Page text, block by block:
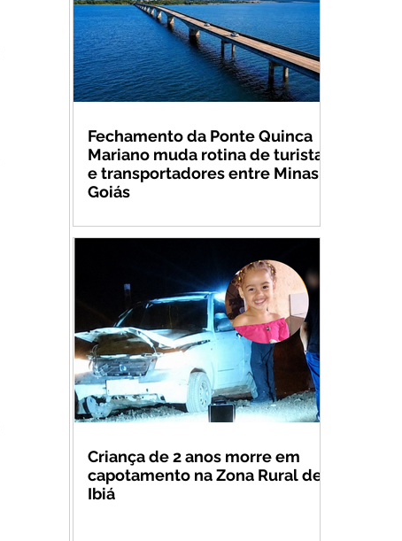
Fechamento da Ponte Quinca
Mariano muda rotina de turistas
e transportadores entre Minas e
Goiás
Criança de 2 anos morre em
capotamento na Zona Rural de
Ibiá